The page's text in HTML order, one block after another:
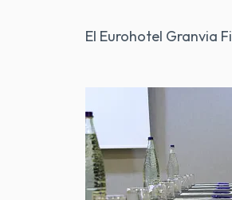
El Eurohotel Granvia